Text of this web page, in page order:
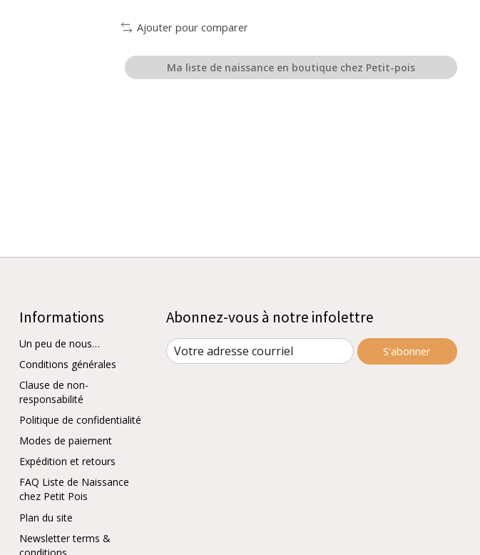
Ajouter pour comparer
Ma liste de naissance en boutique chez Petit-pois
Informations
Un peu de nous…
Conditions générales
Clause de non-
responsabilité
Politique de confidentialité
Modes de paiement
Expédition et retours
FAQ Liste de Naissance
chez Petit Pois
Plan du site
Newsletter terms &
Abonnez-vous à notre infolettre
S'abonner